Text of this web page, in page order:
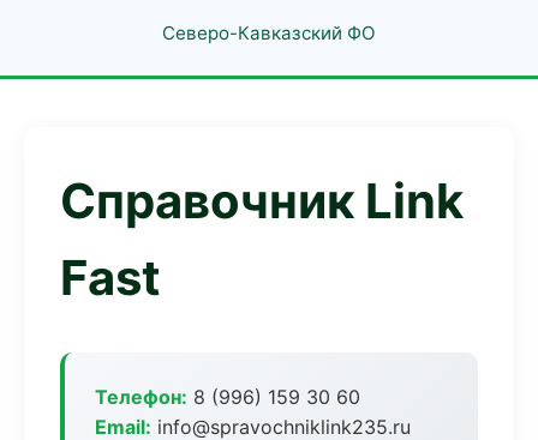
Северо-Кавказский ФО
Справочник Link
Fast
Телефон: 8 (996) 159 30 60
Email: info@spravochniklink235.ru